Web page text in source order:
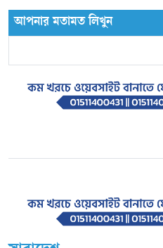
আপনার মতামত লিখুন